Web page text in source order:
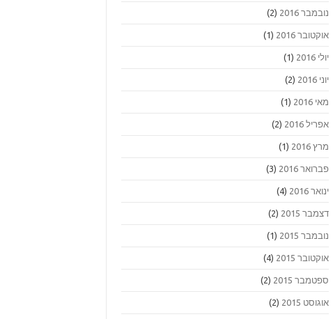
נובמבר 2016 (2)
אוקטובר 2016 (1)
יולי 2016 (1)
יוני 2016 (2)
מאי 2016 (1)
אפריל 2016 (2)
מרץ 2016 (1)
פברואר 2016 (3)
ינואר 2016 (4)
דצמבר 2015 (2)
נובמבר 2015 (1)
אוקטובר 2015 (4)
ספטמבר 2015 (2)
אוגוסט 2015 (2)